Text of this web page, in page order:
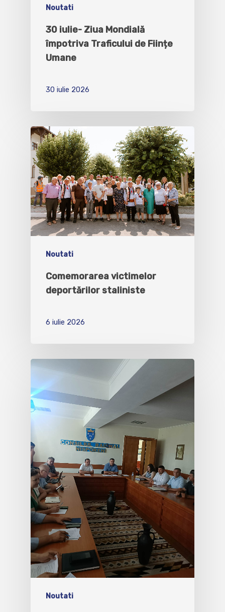
Noutati
30 iulie- Ziua Mondială
împotriva Traficului de Ființe
Umane
30 iulie 2026
Noutati
Comemorarea victimelor
deportărilor staliniste
6 iulie 2026
Noutati